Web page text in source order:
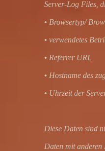
Server-Log Files,
• Browsertyp/
• verwendetes
• Referrer URL
• Hostname des
• Uhrzeit der
Diese Daten sind
Daten mit anderen